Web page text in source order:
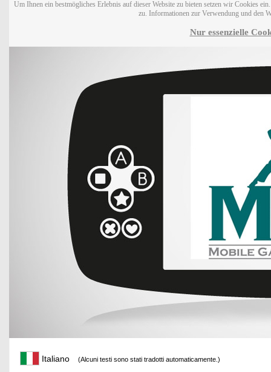
Um Ihnen ein bestmögliches Erlebnis auf dieser Website zu bieten setzen wir Cookies
zu. Informationen zur Verwendung und den
Nur essenzielle
Italiano (Alcuni testi sono stati tradotti automaticamente.)